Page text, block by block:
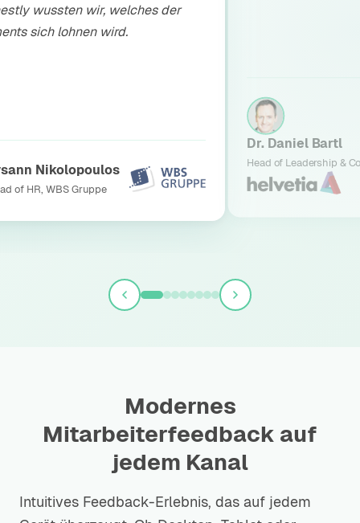
wussten wir, welches der
sich lohnen wird.
Nikolopoulos
of HR, WBS Gruppe
Dr. Daniel Bartl
Head of Leadership &
Modernes
Mitarbeiterfeedback auf
jedem Kanal
Intuitives Feedback-Erlebnis, das auf jedem